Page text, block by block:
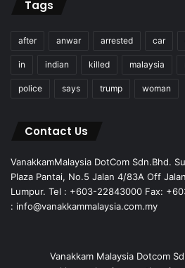
Tags
after anwar arrested car
in indian killed malaysia
police says trump woman
Contact Us
VanakkamMalaysia DotCom Sdn.Bhd.
Plaza Pantai, No.5 Jalan 4/83A Off
Lumpur. Tel : +603-22843000 Fax:
: info@vanakkammalaysia.com.my
Vanakkam Malaysia Dotcom